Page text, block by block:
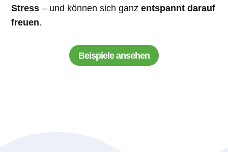
Stress – und können sich ganzentspannt darauf
freuen.
Beispiele ansehen